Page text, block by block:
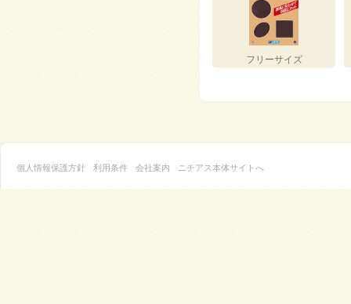
フリーサイズ
個人情報保護方針 利用条件 会社案内 ニチアス本体サイトへ